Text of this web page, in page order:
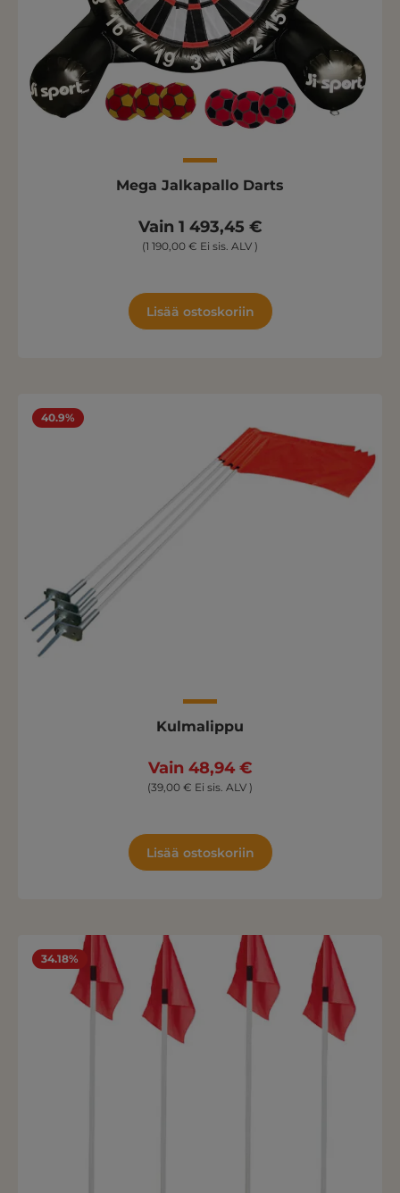
Mega Jalkapallo Darts
Vain 1 493,45 €
(1 190,00 € Ei sis. ALV )
Lisää ostoskoriin
40.9%
Kulmalippu
Vain 48,94 €
(39,00 € Ei sis. ALV )
Lisää ostoskoriin
34.18%